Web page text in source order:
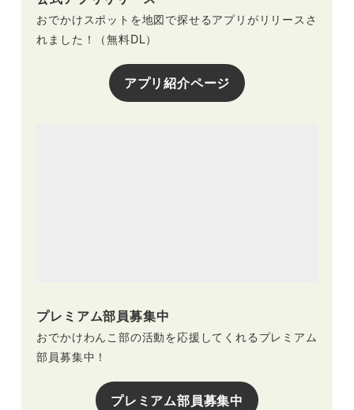
おでかけスポットを地図で探せるアプリがリリースさ
れました！（無料DL）
アプリ紹介ページ
プレミアム部員募集中
おでかけわんこ部の活動を応援してくれるプレミアム
部員募集中！
プレミアム部員募集中